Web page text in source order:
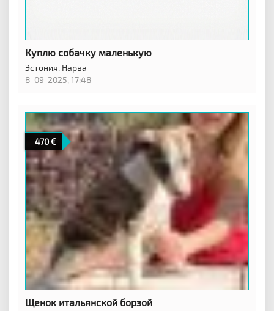
Куплю собачку маленькую
Эстония, Нарва
8-09-2025, 17:48
470
Щенок итальянской борзой